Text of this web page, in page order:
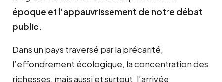
époque et l’appauvrissement de notre débat
public.
Dans un pays traversé par la précarité,
l’effondrement écologique, la concentration des
richesses, mais aussi et surtout, l’arrivée